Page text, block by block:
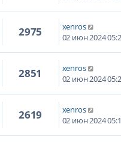
2975
xenros
02 июн 2024
2851
xenros
02 июн 2024
2619
xenros
02 июн 2024